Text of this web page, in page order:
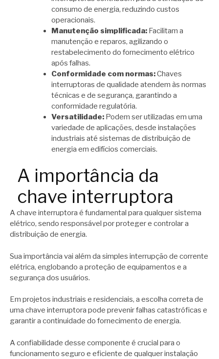
consumo de energia, reduzindo custos
operacionais.
Manutenção simplificada: Facilitam a
manutenção e reparos, agilizando o
restabelecimento do fornecimento elétrico
após falhas.
Conformidade com normas:Chaves
interruptoras de qualidade atendem às normas
técnicas e de segurança, garantindo a
conformidade regulatória.
Versatilidade: Podem ser utilizadas em uma
variedade de aplicações, desde instalações
industriais até sistemas de distribuição de
energia em edifícios comerciais.
A importância da
chave interruptora
A chave interruptora é fundamental para qualquer sistema
elétrico, sendo responsável por proteger e controlar a
distribuição de energia.
Sua importância vai além da simples interrupção de corrente
elétrica, englobando a proteção de equipamentos e a
segurança dos usuários.
Em projetos industriais e residenciais, a escolha correta de
uma chave interruptora pode prevenir falhas catastróficas e
garantir a continuidade do fornecimento de energia.
A confiabilidade desse componente é crucial para o
funcionamento seguro e eficiente de qualquer instalação